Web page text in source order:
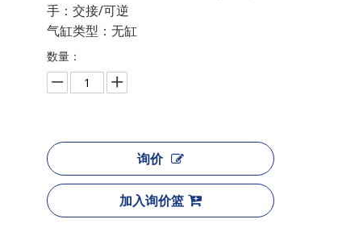
手：交接/可逆
气缸类型：无缸
数量：
询价
加入询价篮